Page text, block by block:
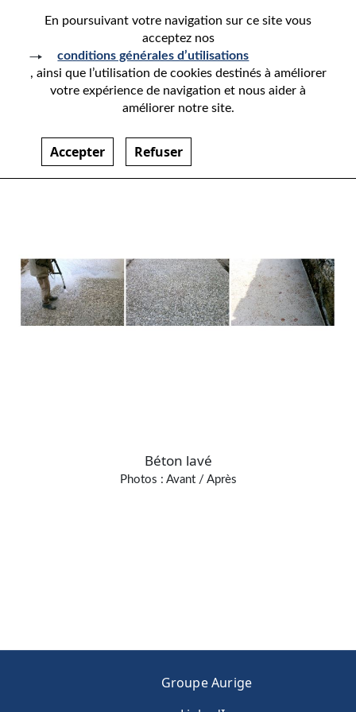
En poursuivant votre navigation sur ce site vous
acceptez nos
conditions générales d’utilisations
, ainsi que l’utilisation de cookies destinés à améliorer
votre expérience de navigation et nous aider à
améliorer notre site.
Accepter Refuser
NOS RÉFÉRENCES
Béton lavé
Photos : Avant / Après
Groupe Aurige